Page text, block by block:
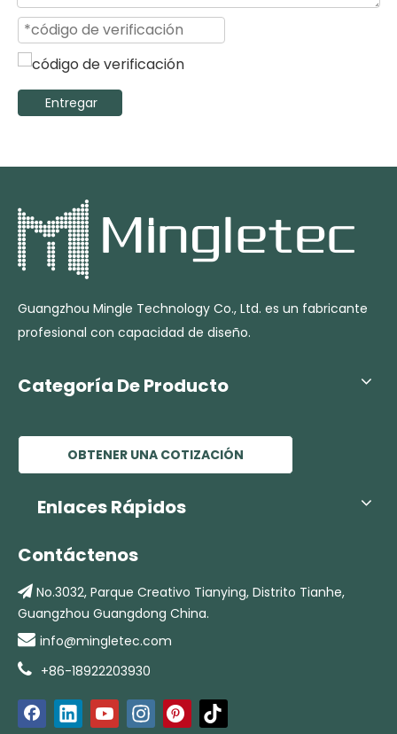
Entregar
Guangzhou Mingle Technology Co., Ltd. es un fabricante
profesional con capacidad de diseño.
Categoría De Producto
OBTENER UNA COTIZACIÓN
Enlaces Rápidos
Contáctenos
 No.3032, Parque Creativo Tianying, Distrito Tianhe,
Guangzhou Guangdong China.
 info@mingletec.com
 +86-18922203930